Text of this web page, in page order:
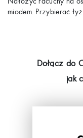
miodem. Przybierać
Dołącz do
jak